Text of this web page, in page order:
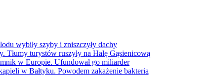
wybiły szyby i zniszczyły dachy
Tłumy turystów ruszyły na Halę Gąsienicową
w Europie. Ufundował go miliarder
w Bałtyku. Powodem zakażenie bakterią